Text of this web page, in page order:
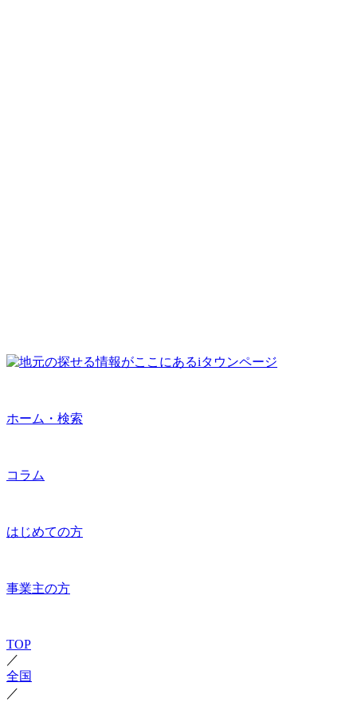
ホーム・検索
コラム
はじめての方
事業主の方
TOP
／
全国
／